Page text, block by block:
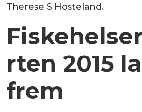
Therese S Hosteland.
rten 2015
frem